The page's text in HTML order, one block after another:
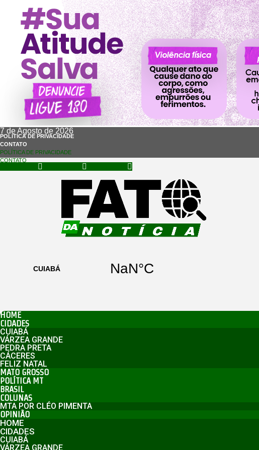
7 de Agosto de 2026
POLÍTICA DE PRIVACIDADE
CONTATO
POLÍTICA DE PRIVACIDADE
CONTATO
HOME
CIDADES
CUIABÁ
VÁRZEA GRANDE
PEDRA PRETA
CÁCERES
FELIZ NATAL
MATO GROSSO
POLÍTICA MT
BRASIL
COLUNAS
MTA POR CLÉO PIMENTA
OPINIÃO
HOME
CIDADES
CUIABÁ
VÁRZEA GRANDE